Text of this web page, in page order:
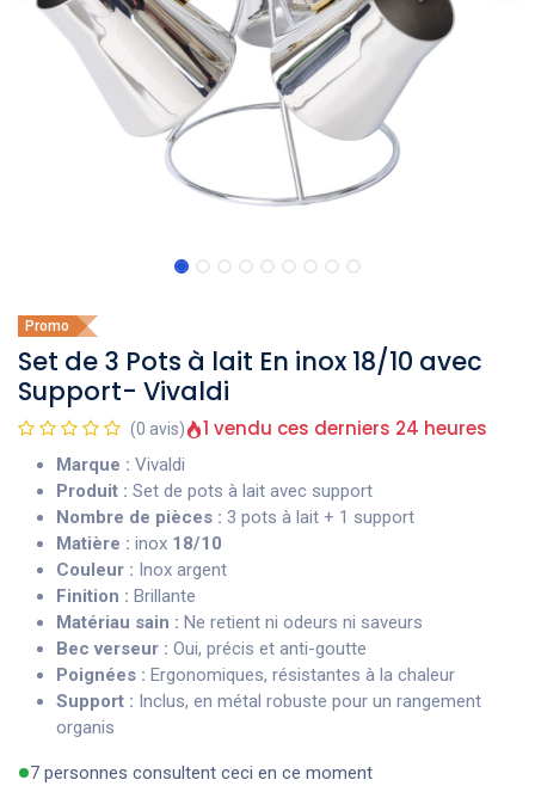
Promo
Set de 3 Pots à lait En inox 18/10 avec
Support- Vivaldi
(0 avis) 1 vendu ces derniers 24 heures
Marque : Vivaldi
Produit : Set de pots à lait avec support
Nombre de pièces : 3 pots à lait + 1 support
Matière : inox 18/10
Couleur : Inox argent
Finition : Brillante
Matériau sain : Ne retient ni odeurs ni saveurs
Bec verseur : Oui, précis et anti-goutte
Poignées : Ergonomiques, résistantes à la chaleur
Support : Inclus, en métal robuste pour un rangement
organis
7 personnes consultent ceci en ce moment